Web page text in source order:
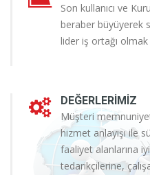
Son kullanıcı ve
beraber büyüyerek
lider iş ortağı olmak
DEĞERLERIMIZ
Müşteri
hizmet anlayışı ile
faaliyet alanlarına
tedarikçilerine,